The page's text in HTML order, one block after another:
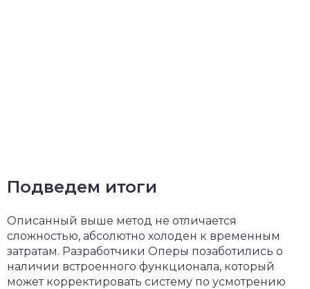
Подведем итоги
Описанный выше метод не отличается
сложностью, абсолютно холоден к временным
затратам. Разработчики Оперы позаботились о
наличии встроенного функционала, который
может корректировать систему по усмотрению